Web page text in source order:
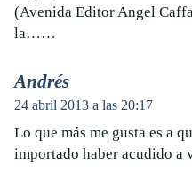
(Avenida Editor Angel
la……
Andrés
24 abril 2013 a las 20:17
Lo que más me gusta es a
importado haber acudido a